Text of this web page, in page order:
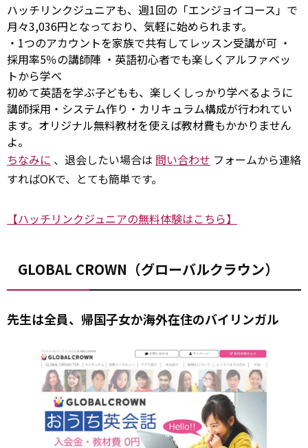
ハッチリンクジュニアも、週1回の「エンジョイコース」で
月々3,036円となっており、気軽に始められます。
・1つのアカウントを家族で共有してレッスン受講が可 ・
採用率5％の講師陣 ・英語初心者でも楽しくアルファベッ
トから学べ
初めて英語を学ぶ子どもも、楽しくしっかり学べるように
講師採用・システム作り・カリキュラム構成が行われてい
ます。オリジナル無料教材を使えば教材費もかかりません
よ。
ちなみに 、退会したい場合は 問い合わせ フォームから連絡
すればOKで、とても簡単です。
【ハッチリンクジュニアの無料体験はこちら】
GLOBAL CROWN（グローバルクラウン）
先生は全員、帰国子女か海外在住のバイリンガル